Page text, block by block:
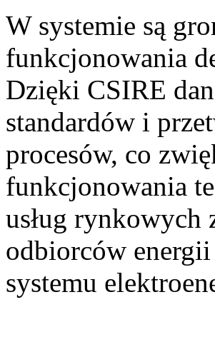
W systemie są
funkcjonowania
Dzięki CSIRE
standardów i
procesów, co
funkcjonowania
usług rynkowych
odbiorców
systemu